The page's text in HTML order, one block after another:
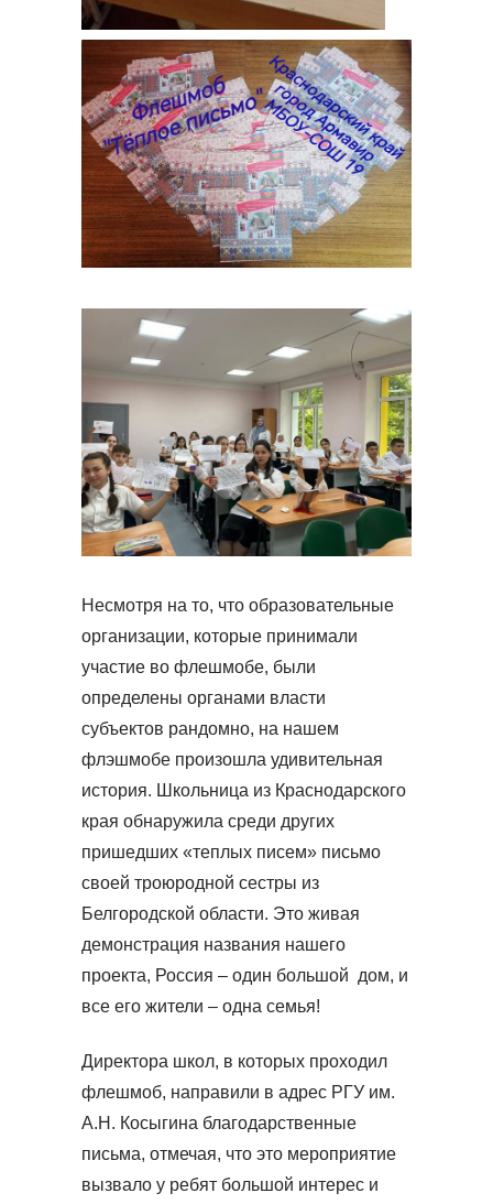
Несмотря на то, что образовательные
организации, которые принимали
участие во флешмобе, были
определены органами власти
субъектов рандомно, на нашем
флэшмобе произошла удивительная
история. Школьница из Краснодарского
края обнаружила среди других
пришедших «теплых писем» письмо
своей троюродной сестры из
Белгородской области. Это живая
демонстрация названия нашего
проекта, Россия – один большой дом, и
все его жители – одна семья!
Директора школ, в которых проходил
флешмоб, направили в адрес РГУ им.
А.Н. Косыгина благодарственные
письма, отмечая, что это мероприятие
вызвало у ребят большой интерес и